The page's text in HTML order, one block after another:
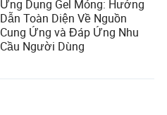
Ứng Dụng Gel Móng: Hướng
Dẫn Toàn Diện Về Nguồn
Cung Ứng và Đáp Ứng Nhu
Cầu Người Dùng